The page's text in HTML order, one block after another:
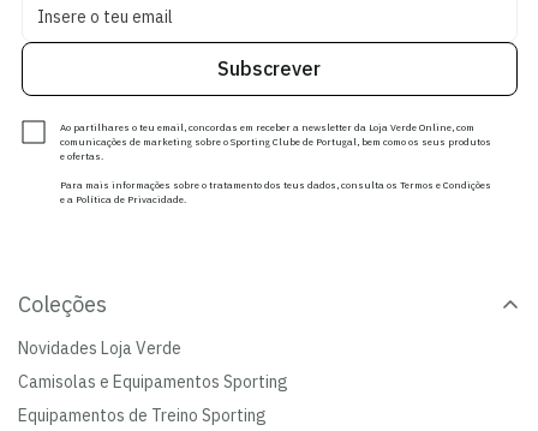
Subscrever
Ao partilhares o teu email, concordas em receber a newsletter da Loja Verde Online, com
comunicações de marketing sobre o Sporting Clube de Portugal, bem como os seus produtos
e ofertas.
Para mais informações sobre o tratamento dos teus dados, consulta os Termos e Condições
e a Política de Privacidade.
Coleções
Novidades Loja Verde
Camisolas e Equipamentos Sporting
Equipamentos de Treino Sporting